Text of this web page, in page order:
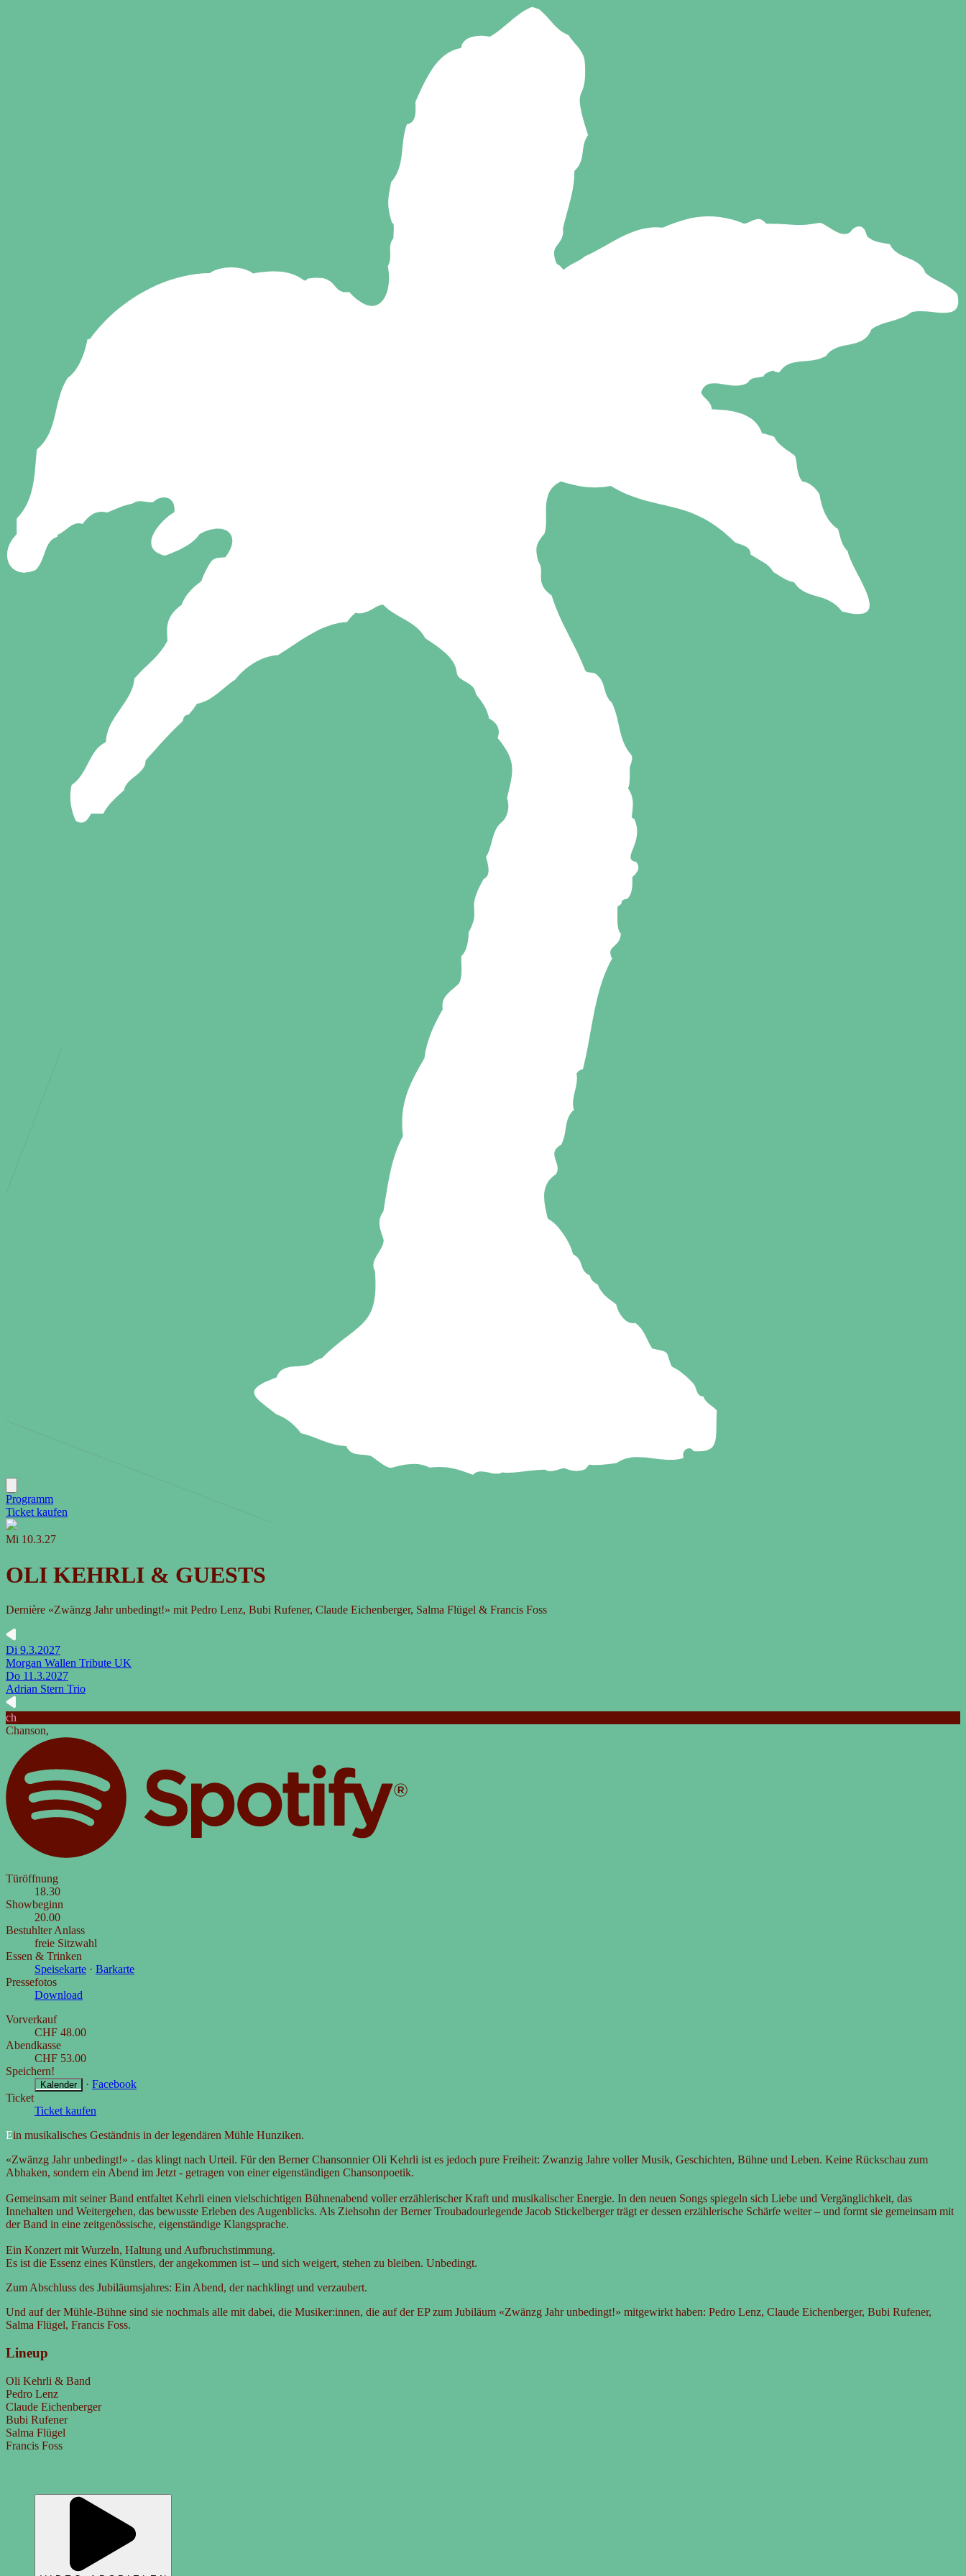
Programm
Ticket kaufen
Mi 10.3.27
OLI KEHRLI & GUESTS
Dernière «Zwänzg Jahr unbedingt!» mit Pedro Lenz, Bubi Rufener, Claude Eichenberger, Salma Flügel & Francis Foss
Di 9.3.2027
Morgan Wallen Tribute UK
Do 11.3.2027
Adrian Stern Trio
ch
Chanson,
Türöffnung
18.30
Showbeginn
20.00
Bestuhlter Anlass
freie Sitzwahl
Essen & Trinken
Speisekarte · Barkarte
Pressefotos
Download
Vorverkauf
CHF 48.00
Abendkasse
CHF 53.00
Speichern!
Kalender · Facebook
Ticket
Ticket kaufen
Ein musikalisches Geständnis in der legendären Mühle Hunziken.
«Zwänzg Jahr unbedingt!» - das klingt nach Urteil. Für den Berner Chansonnier Oli Kehrli ist es jedoch pure Freiheit: Zwanzig Jahre voller Musik, Geschichten, Bühne und Leben. Keine Rückschau zum
Abhaken, sondern ein Abend im Jetzt - getragen von einer eigenständigen Chansonpoetik.
Gemeinsam mit seiner Band entfaltet Kehrli einen vielschichtigen Bühnenabend voller erzählerischer Kraft und musikalischer Energie. In den neuen Songs spiegeln sich Liebe und Vergänglichkeit, das
Innehalten und Weitergehen, das bewusste Erleben des Augenblicks. Als Ziehsohn der Berner Troubadourlegende Jacob Stickelberger trägt er dessen erzählerische Schärfe weiter – und formt sie gemeinsam mit
der Band in eine zeitgenössische, eigenständige Klangsprache.
Ein Konzert mit Wurzeln, Haltung und Aufbruchstimmung.
Es ist die Essenz eines Künstlers, der angekommen ist – und sich weigert, stehen zu bleiben. Unbedingt.
Zum Abschluss des Jubiläumsjahres: Ein Abend, der nachklingt und verzaubert.
Und auf der Mühle-Bühne sind sie nochmals alle mit dabei, die Musiker:innen, die auf der EP zum Jubiläum «Zwänzg Jahr unbedingt!» mitgewirkt haben: Pedro Lenz, Claude Eichenberger, Bubi Rufener,
Salma Flügel, Francis Foss.
Lineup
Oli Kehrli & Band
Pedro Lenz
Claude Eichenberger
Bubi Rufener
Salma Flügel
Francis Foss